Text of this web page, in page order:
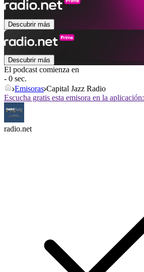
Descubrir más
Descubrir más
El podcast comienza en
- 0 sec.
Emisoras Capital Jazz Radio
Escucha gratis esta emisora en la aplicación:
radio.net